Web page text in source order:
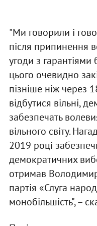
"Ми говорили і
після припинення
угоди з гарантіями
цього очевидно
пізніше ніж через
відбутися вільні,
забезпечать
вільного світу.
2019 році
демократичних
отримав
партія «Слуга
монобільшість", –